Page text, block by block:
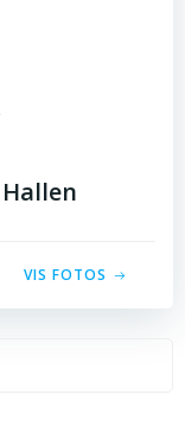
Hallen
VIS FOTOS